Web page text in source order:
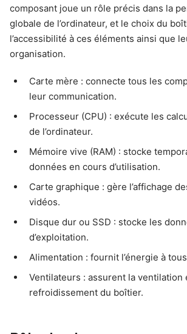
composant joue un rôle précis dans la
globale de l’ordinateur, et le choix du
l’accessibilité à ces éléments ainsi que
organisation.
Carte mère : connecte tous les
leur communication.
Processeur (CPU) : exécute les
de l’ordinateur.
Mémoire vive (RAM) : stocke
données en cours d’utilisation.
Carte graphique : gère l’affichage
vidéos.
Disque dur ou SSD : stocke les
d’exploitation.
Alimentation : fournit l’énergie à
Ventilateurs : assurent la ventilation
refroidissement du boîtier.